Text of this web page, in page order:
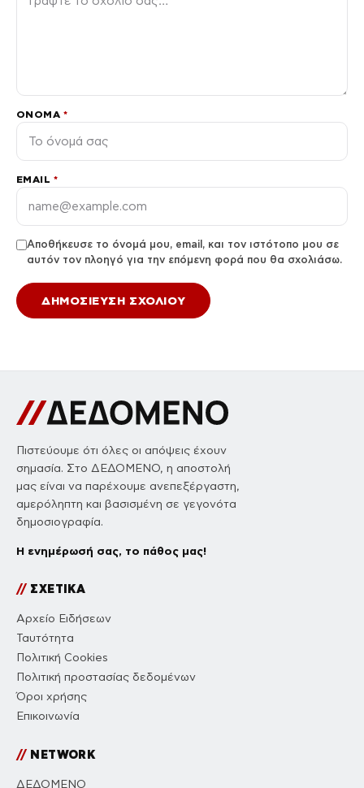
ΌΝΟΜΑ *
EMAIL *
Αποθήκευσε το όνομά μου, email, και τον ιστότοπο μου σε
αυτόν τον πλοηγό για την επόμενη φορά που θα σχολιάσω.
Πιστεύουμε ότι όλες οι απόψεις έχουν
σημασία. Στο ΔΕΔΟΜΕΝΟ, η αποστολή
μας είναι να παρέχουμε ανεπεξέργαστη,
αμερόληπτη και βασισμένη σε γεγονότα
δημοσιογραφία.
Η ενημέρωσή σας, το πάθος μας!
//ΣΧΕΤΙΚΑ
Αρχείο Ειδήσεων
Ταυτότητα
Πολιτική Cookies
Πολιτική προστασίας δεδομένων
Όροι χρήσης
Επικοινωνία
//NETWORK
ΔΕΔΟΜΕΝΟ